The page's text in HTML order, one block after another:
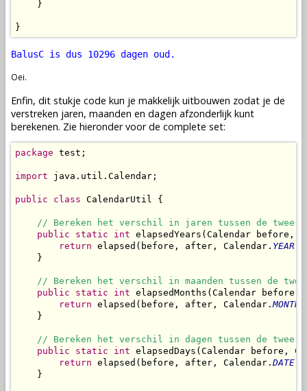
    }
}
BalusC is dus 10296 dagen oud.
Oei.
Enfin, dit stukje code kun je makkelijk uitbouwen zodat je de
verstreken jaren, maanden en dagen afzonderlijk kunt
berekenen. Zie hieronder voor de complete set:
package test;
import java.util.Calendar;
public class CalendarUtil {
// Bereken het verschil in jaren tussen de twee
public
static int elapsedYears(Calendar before,
return elapsed(before, after, Calendar. YEAR
    }
// Bereken het verschil in maanden tussen de
public
static int elapsedMonths(Calendar
return elapsed(before, after, Calendar. MONTH
    }
// Bereken het verschil in dagen tussen de twee
public
static int elapsedDays(Calendar before,
return elapsed(before, after, Calendar. DATE
    }